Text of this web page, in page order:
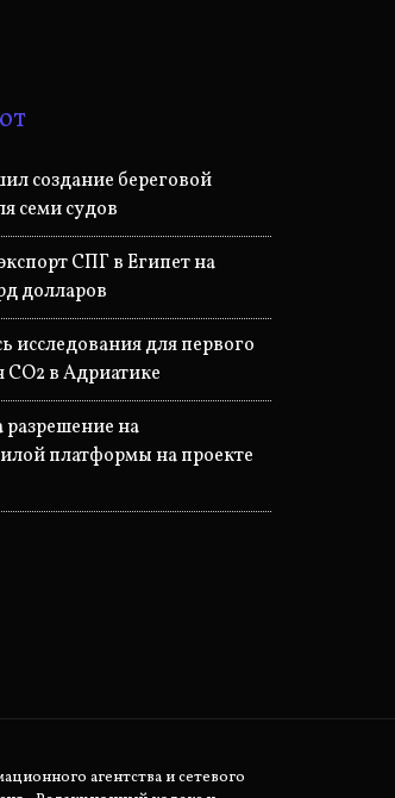
создание береговой
семи судов
СПГ в Египет на
долларов
исследования для первого
CO2 в Адриатике
разрешение на
платформы на проекте
агентства и сетевого